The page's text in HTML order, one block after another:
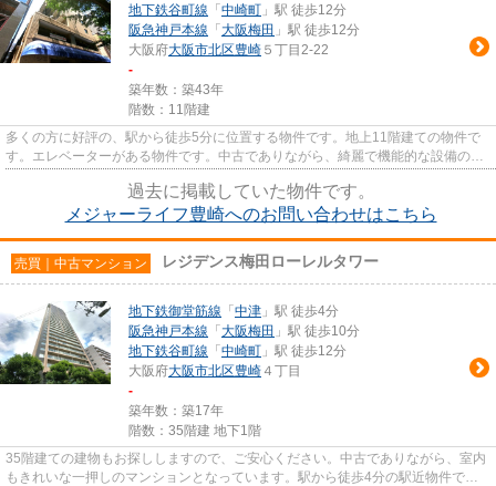
地下鉄谷町線 「 中崎町 」駅 徒歩12分
阪急神戸本線 「 大阪梅田 」駅 徒歩12分
大阪府大阪市北区豊崎 ５丁目2-22
-
築年数：築43年
階数：11階建
多くの方に好評の、駅から徒歩5分に位置する物件です。地上11階建ての物件で
す。エレベーターがある物件です。中古でありながら、綺麗で機能的な設備のあ
過去に掲載していた物件です。
メジャーライフ豊崎へのお問い合わせはこちら
売買｜中古マンション レジデンス梅田ローレルタワー
地下鉄御堂筋線 「 中津 」駅 徒歩4分
阪急神戸本線 「 大阪梅田 」駅 徒歩10分
地下鉄谷町線 「 中崎町 」駅 徒歩12分
大阪府大阪市北区豊崎 ４丁目
-
築年数：築17年
階数：35階建 地下1階
35階建ての建物もお探ししますので、ご安心ください。中古でありながら、室内
もきれいな一押しのマンションとなっています。駅から徒歩4分の駅近物件で